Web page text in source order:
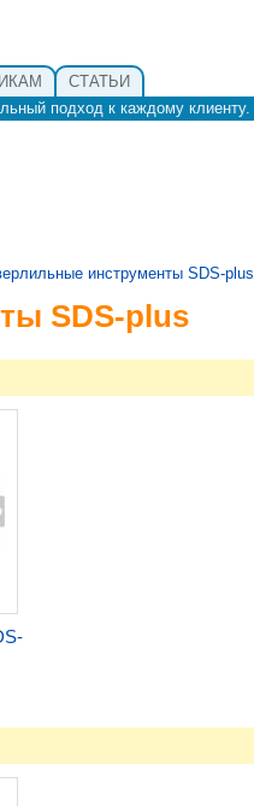
СТАТЬИ
подход к каждому клиенту.
инструменты SDS-plus
SDS-plus